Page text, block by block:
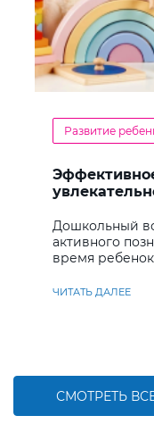
Развитие
Дошкольный
активного
время
ЧИТАТЬ ДАЛЕЕ
СМОТРЕТЬ